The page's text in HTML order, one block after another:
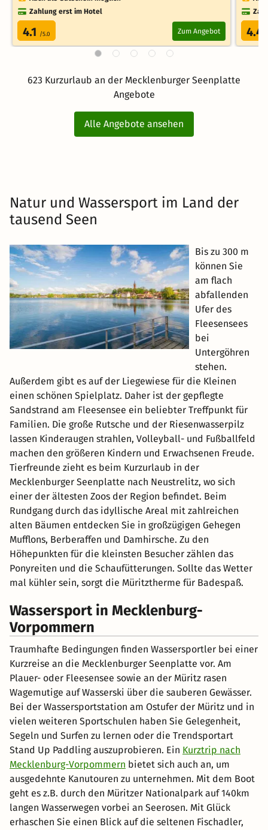
Zahlung erst im Hotel
4.1 /5.0 Zum Angebot 4.4
623 Kurzurlaub an der Mecklenburger Seenplatte
Angebote
Alle Angebote ansehen
Natur und Wassersport im Land der
tausend Seen
Bis zu 300 m
können Sie
am flach
abfallenden
Ufer des
Fleesensees
bei
Untergöhren
stehen.
Außerdem gibt es auf der Liegewiese für die Kleinen
einen schönen Spielplatz. Daher ist der gepflegte
Sandstrand am Fleesensee ein beliebter Treffpunkt für
Familien. Die große Rutsche und der Riesenwasserpilz
lassen Kinderaugen strahlen, Volleyball- und Fußballfeld
machen den größeren Kindern und Erwachsenen Freude.
Tierfreunde zieht es beim Kurzurlaub in der
Mecklenburger Seenplatte nach Neustrelitz, wo sich
einer der ältesten Zoos der Region befindet. Beim
Rundgang durch das idyllische Areal mit zahlreichen
alten Bäumen entdecken Sie in großzügigen Gehegen
Mufflons, Berberaffen und Damhirsche. Zu den
Höhepunkten für die kleinsten Besucher zählen das
Ponyreiten und die Schaufütterungen. Sollte das Wetter
mal kühler sein, sorgt die Müritztherme für Badespaß.
Wassersport in Mecklenburg-
Vorpommern
Traumhafte Bedingungen finden Wassersportler bei einer
Kurzreise an die Mecklenburger Seenplatte vor. Am
Plauer- oder Fleesensee sowie an der Müritz rasen
Wagemutige auf Wasserski über die sauberen Gewässer.
Bei der Wassersportstation am Ostufer der Müritz und in
vielen weiteren Sportschulen haben Sie Gelegenheit,
Segeln und Surfen zu lernen oder die Trendsportart
Stand Up Paddling auszuprobieren. Ein Kurztrip nach
Mecklenburg-Vorpommern bietet sich auch an, um
ausgedehnte Kanutouren zu unternehmen. Mit dem Boot
geht es z.B. durch den Müritzer Nationalpark auf 140km
langen Wasserwegen vorbei an Seerosen. Mit Glück
erhaschen Sie einen Blick auf die seltenen Fischadler,